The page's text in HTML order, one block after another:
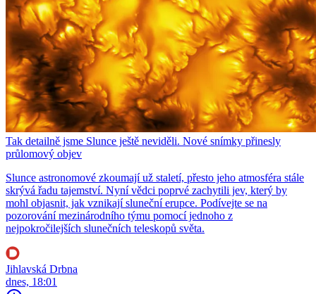
Tak detailně jsme Slunce ještě neviděli. Nové snímky přinesly
průlomový objev
Slunce astronomové zkoumají už staletí, přesto jeho atmosféra stále
skrývá řadu tajemství. Nyní vědci poprvé zachytili jev, který by
mohl objasnit, jak vznikají sluneční erupce. Podívejte se na
pozorování mezinárodního týmu pomocí jednoho z
nejpokročilejších slunečních teleskopů světa.
Jihlavská Drbna
dnes, 18:01